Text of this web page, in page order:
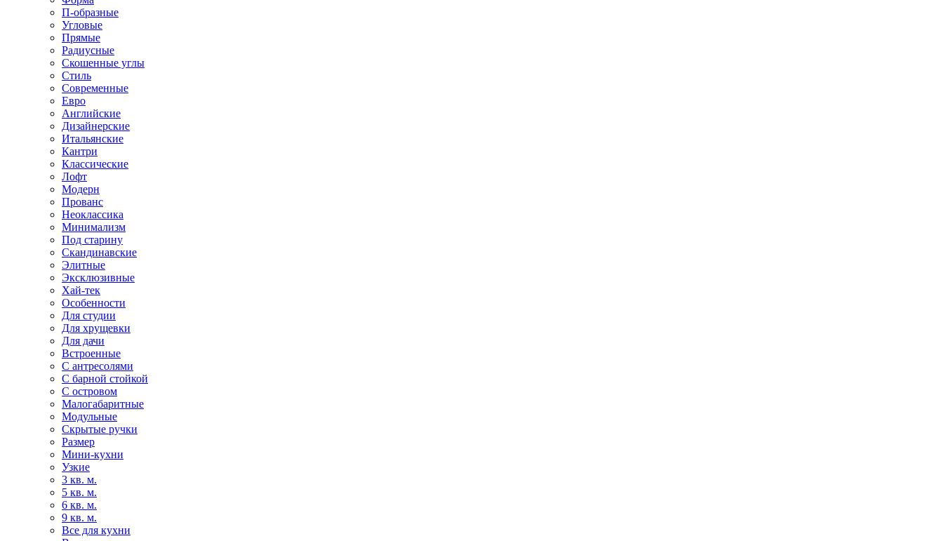
П-образные
Угловые
Прямые
Радиусные
Скошенные углы
Стиль
Современные
Евро
Английские
Дизайнерские
Итальянские
Кантри
Классические
Лофт
Модерн
Прованс
Неоклассика
Минимализм
Под старину
Скандинавские
Элитные
Эксклюзивные
Хай-тек
Особенности
Для студии
Для хрущевки
Для дачи
Встроенные
С антресолями
С барной стойкой
С островом
Малогабаритные
Модульные
Скрытые ручки
Размер
Мини-кухни
Узкие
3 кв. м.
5 кв. м.
6 кв. м.
9 кв. м.
Все для кухни